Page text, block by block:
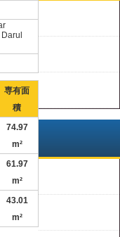
専有面
積
74.97
m²
61.97
m²
43.01
m²